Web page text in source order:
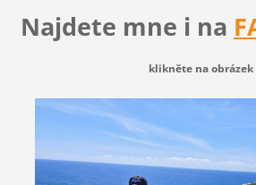
Najdete mne i na
klikněte na obrázek